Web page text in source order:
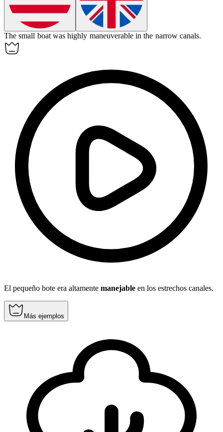
The small boat was highly maneuverable in the narrow canals.
El pequeño bote era altamente manejable en los estrechos canales.
Más ejemplos